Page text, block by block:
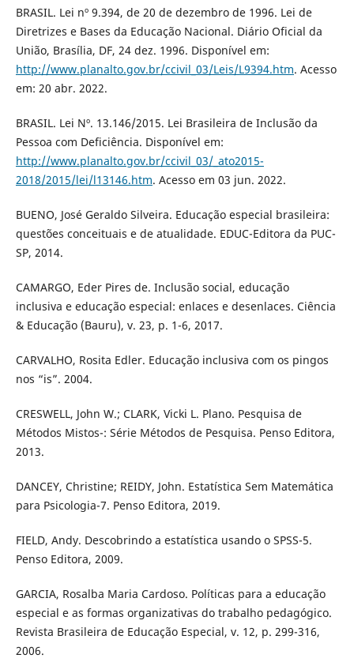
BRASIL. Lei nº 9.394, de 20 de dezembro de 1996. Lei de
Diretrizes e Bases da Educação Nacional. Diário Oficial da
União, Brasília, DF, 24 dez. 1996. Disponível em:
http://www.planalto.gov.br/ccivil_03/Leis/L9394.htm. Acesso
em: 20 abr. 2022.
BRASIL. Lei Nº. 13.146/2015. Lei Brasileira de Inclusão da
Pessoa com Deficiência. Disponível em:
http://www.planalto.gov.br/ccivil_03/_ato2015-
2018/2015/lei/l13146.htm. Acesso em 03 jun. 2022.
BUENO, José Geraldo Silveira. Educação especial brasileira:
questões conceituais e de atualidade. EDUC-Editora da PUC-
SP, 2014.
CAMARGO, Eder Pires de. Inclusão social, educação
inclusiva e educação especial: enlaces e desenlaces. Ciência
& Educação (Bauru), v. 23, p. 1-6, 2017.
CARVALHO, Rosita Edler. Educação inclusiva com os pingos
nos “is”. 2004.
CRESWELL, John W.; CLARK, Vicki L. Plano. Pesquisa de
Métodos Mistos-: Série Métodos de Pesquisa. Penso Editora,
2013.
DANCEY, Christine; REIDY, John. Estatística Sem Matemática
para Psicologia-7. Penso Editora, 2019.
FIELD, Andy. Descobrindo a estatística usando o SPSS-5.
Penso Editora, 2009.
GARCIA, Rosalba Maria Cardoso. Políticas para a educação
especial e as formas organizativas do trabalho pedagógico.
Revista Brasileira de Educação Especial, v. 12, p. 299-316,
2006.